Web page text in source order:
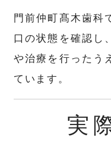
門前仲町髙木歯科
口の状態を確認し
や治療を行ったう
ています。
実